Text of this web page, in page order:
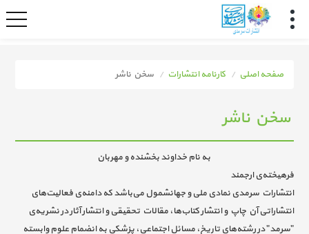
صفحه اصلی کارنامه انتشارات سخن ناشر
سخن ناشر
به نام خداوند بخشنده و مهربان
فرهیخته‌ی ارجمند
انتشارات سرمدی نمادی ملی و جهانشمول می‌باشد که دامنه‌ی فعالیت‌های
انتشاراتی آن چاپ و انتشار کتاب‌ها، مقالات تحقیقی و انتشار آثار در نشریه‌ی
"سرمد" در رشته‌های تاریخ، مسائل اجتماعی، پزشکی به انضمام علوم وابسته